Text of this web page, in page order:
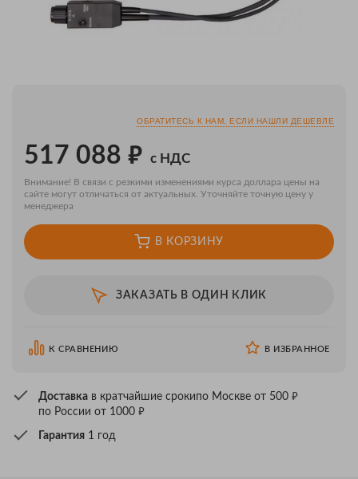
ОБРАТИТЕСЬ К НАМ, ЕСЛИ НАШЛИ ДЕШЕВЛЕ
517 088 ₽ с НДС
Внимание! В связи с резкими изменениями курса доллара цены на
сайте могут отличаться от актуальных. Уточняйте точную цену у
менеджера
В КОРЗИНУ
ЗАКАЗАТЬ В ОДИН КЛИК
К СРАВНЕНИЮ В ИЗБРАННОЕ
Доставка в кратчайшие срокипо Москве от 500 ₽
по России от 1000 ₽
Гарантия 1 год